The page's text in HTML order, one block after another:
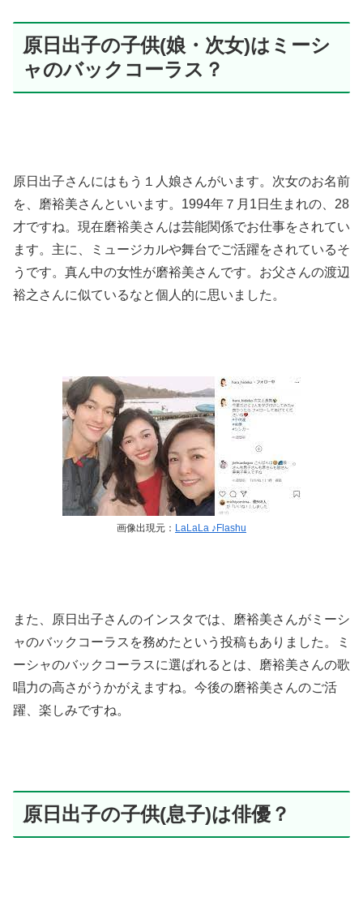
原日出子の子供(娘・次女)はミーシ
ャのバックコーラス？
原日出子さんにはもう１人娘さんがいます。次女のお名前
を、
磨裕美さんといいます。1994年７月1日生まれの、28
才ですね。現在磨裕美さんは芸能関係でお仕事をされてい
ます。主に、ミュージカルや舞台でご活躍をされているそ
うです。 真ん中の女性が磨裕美さんです。お父さんの渡辺
裕之さんに似ているなと個人的に思いました。
画像出現元： LaLaLa ♪Flashu
また、原日出子さんのインスタでは、磨裕美さんがミーシ
ャのバックコーラスを務めたという投稿もありました。ミ
ーシャのバックコーラスに選ばれるとは、磨裕美さんの歌
唱力の高さがうかがえますね。今後の磨裕美さんのご活
躍、楽しみですね。
原日出子の子供(息子)は俳優？